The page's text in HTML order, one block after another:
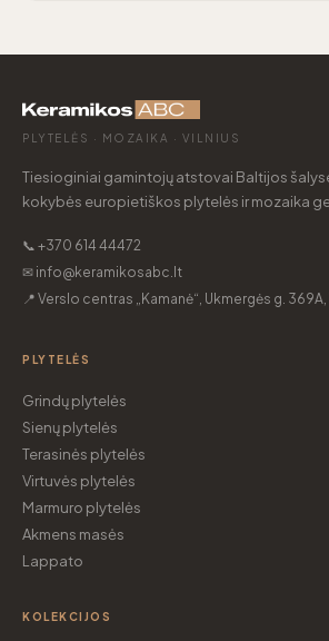
PLYTELĖS · MOZAIKA · VILNIUS
Tiesioginiai gamintojų atstovai Baltijos
kokybės europietiškos plytelės ir mozaika
📞 +370 614 44472
✉ info@keramikosabc.lt
📍 Verslo centras „Kamanė“, Ukmergės g.
PLYTELĖS
Grindų plytelės
Sienų plytelės
Terasinės plytelės
Virtuvės plytelės
Marmuro plytelės
Akmens masės
Lappato
KOLEKCIJOS